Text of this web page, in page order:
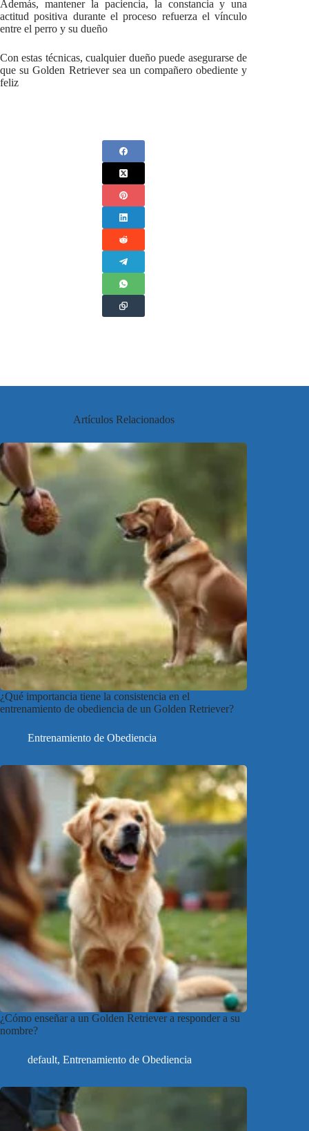
Además, mantener la paciencia, la constancia y una
actitud positiva durante el proceso refuerza el vínculo
entre el perro y su dueño
Con estas técnicas, cualquier dueño puede asegurarse de
que su Golden Retriever sea un compañero obediente y
feliz
Artículos Relacionados
¿Qué importancia tiene la consistencia en el
entrenamiento de obediencia de un Golden Retriever?
Entrenamiento de Obediencia
¿Cómo enseñar a un Golden Retriever a responder a su
nombre?
default, Entrenamiento de Obediencia